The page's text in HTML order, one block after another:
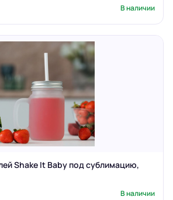
В наличии
Shake It Baby под сублимацию,
В наличии